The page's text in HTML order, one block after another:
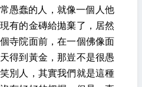
愚蠢的人，就像一個人他
有的金磚給拋棄了，居然
寺院面前，在一個佛像面
得到黃金，那豈不是很愚
別人，其實我們就是這種